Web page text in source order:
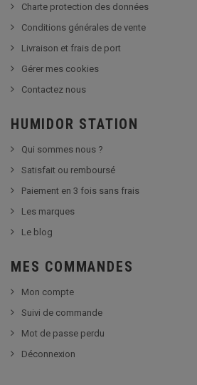
Charte protection des données
Conditions générales de vente
Livraison et frais de port
Gérer mes cookies
Contactez nous
HUMIDOR STATION
Qui sommes nous ?
Satisfait ou remboursé
Paiement en 3 fois sans frais
Les marques
Le blog
MES COMMANDES
Mon compte
Suivi de commande
Mot de passe perdu
Déconnexion